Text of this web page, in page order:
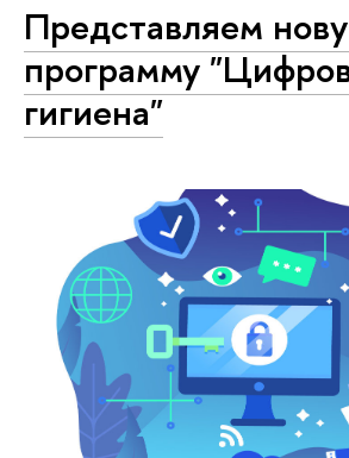
Представляем
программу
гигиена"